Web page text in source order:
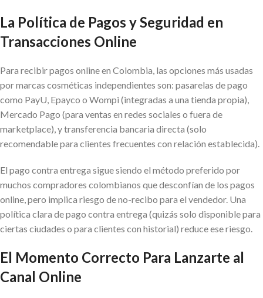
La Política de Pagos y Seguridad en
Transacciones Online
Para recibir pagos online en Colombia, las opciones más usadas
por marcas cosméticas independientes son: pasarelas de pago
como PayU, Epayco o Wompi (integradas a una tienda propia),
Mercado Pago (para ventas en redes sociales o fuera de
marketplace), y transferencia bancaria directa (solo
recomendable para clientes frecuentes con relación establecida).
El pago contra entrega sigue siendo el método preferido por
muchos compradores colombianos que desconfían de los pagos
online, pero implica riesgo de no-recibo para el vendedor. Una
política clara de pago contra entrega (quizás solo disponible para
ciertas ciudades o para clientes con historial) reduce ese riesgo.
El Momento Correcto Para Lanzarte al
Canal Online